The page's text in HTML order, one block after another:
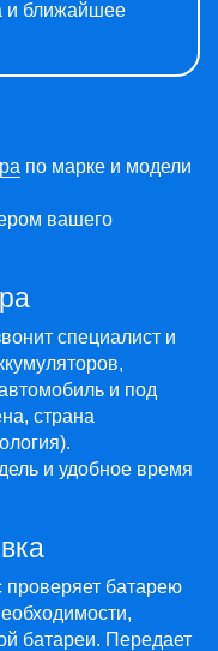
и ближайшее
по марке и модели
вашего
специалист и
и под
страна
и удобное время
проверяет батарею
батареи. Передает